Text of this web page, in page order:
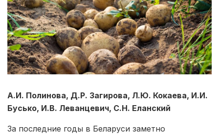
А.И. Полинова, Д.Р. Загирова, Л.Ю. Кокаева, И.И.
Бусько, И.В. Леванцевич, С.Н. Еланский
За последние годы в Беларуси заметно